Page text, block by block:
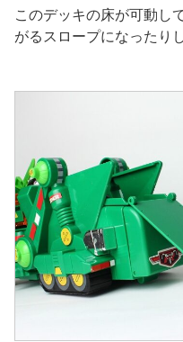
このデッキの床が可動し
がるスロープになったり